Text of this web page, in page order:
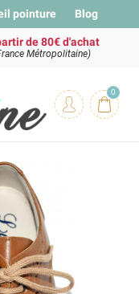
pointure Blog
de 80€ d'achat
Métropolitaine)
0